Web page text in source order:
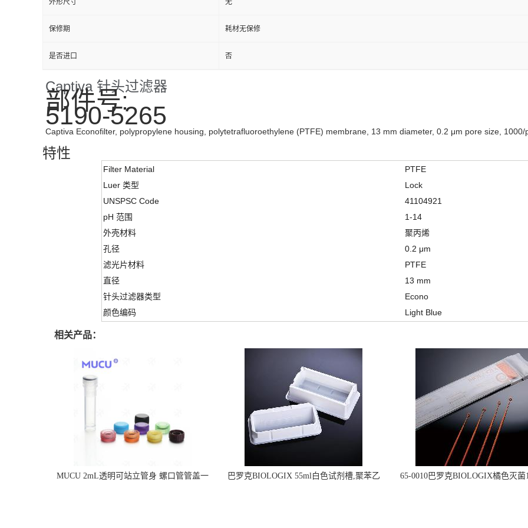
外形尺寸 无
保修期 耗材无保修
是否进口 否
Captiva 针头过滤器
部件号:
5190-5265
Captiva Econofilter, polypropylene housing, polytetrafluoroethylene (PTFE) membrane, 13 mm diameter, 0.2 μm pore size, 1000/
特性
Filter Material
PTFE
Luer 类型
Lock
UNSPSC Code
41104921
pH 范围
1-14
外壳材料
聚丙烯
孔径
0.2 μm
滤光片材料
PTFE
直径
13 mm
针头过滤器类型
Econo
颜色编码
Light Blue
相关产品：
MUCU 2mL透明可站立管身 螺口管管盖一
巴罗克BIOLOGIX 55ml白色试剂槽,聚苯乙
65-0010巴罗克BIOLOGIX橘色灭菌